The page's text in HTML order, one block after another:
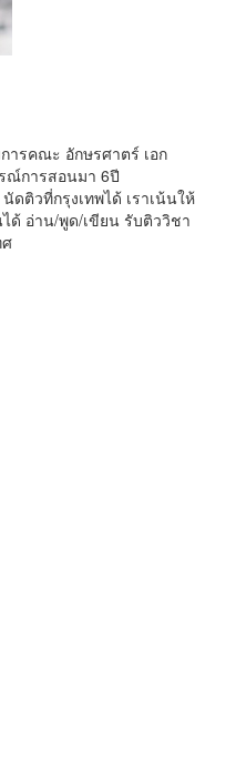
รคณะ อักษรศาตร์ เอก
ณ์การสอนมา 6ปี
ติวที่กรุงเทพได้ เราเน้นให้
อ่าน/พูด/เขียน รับติววิชา